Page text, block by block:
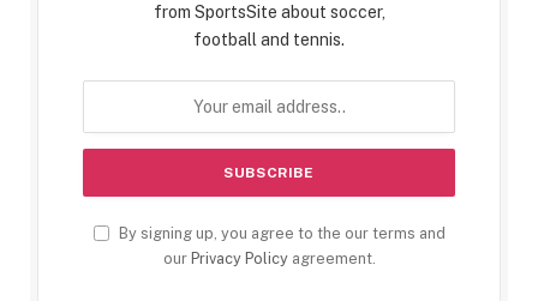
from SportsSite about soccer,
football and tennis.
By signing up, you agree to the our terms and
our Privacy Policyagreement.